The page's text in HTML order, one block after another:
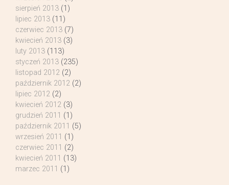
sierpień 2013 (1)
lipiec 2013 (11)
czerwiec 2013 (7)
kwiecień 2013 (3)
luty 2013 (113)
styczeń 2013 (235)
listopad 2012 (2)
październik 2012 (2)
lipiec 2012 (2)
kwiecień 2012 (3)
grudzień 2011 (1)
październik 2011 (5)
wrzesień 2011 (1)
czerwiec 2011 (2)
kwiecień 2011 (13)
marzec 2011 (1)